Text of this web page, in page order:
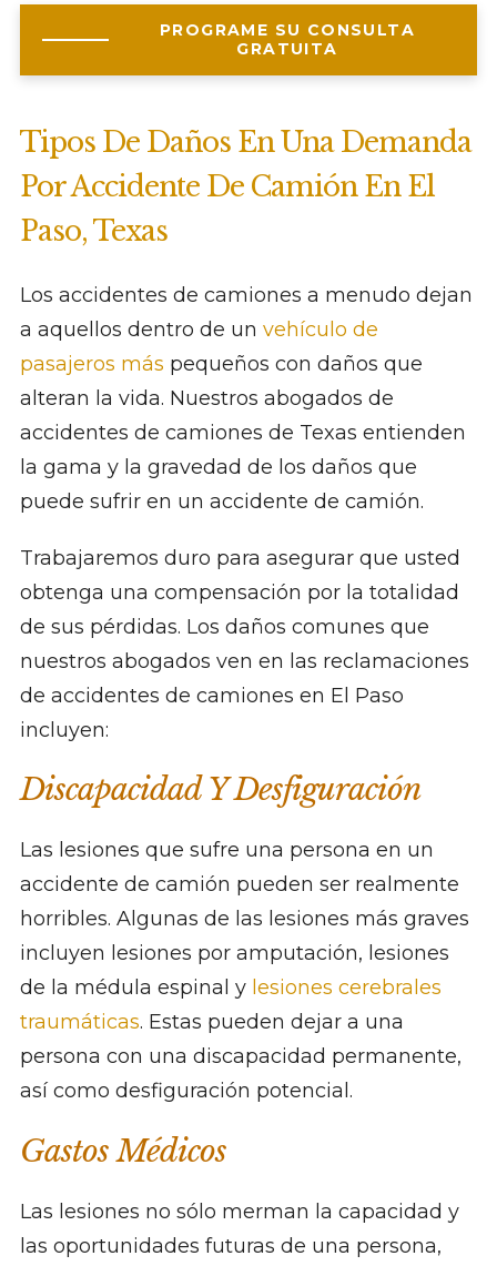
PROGRAME SU CONSULTA
GRATUITA
Tipos De Daños En Una Demanda
Por Accidente De Camión En El
Paso, Texas
Los accidentes de camiones a menudo dejan
a aquellos dentro de un vehículo de
pasajeros más pequeños con daños que
alteran la vida. Nuestros abogados de
accidentes de camiones de Texas entienden
la gama y la gravedad de los daños que
puede sufrir en un accidente de camión.
Trabajaremos duro para asegurar que usted
obtenga una compensación por la totalidad
de sus pérdidas. Los daños comunes que
nuestros abogados ven en las reclamaciones
de accidentes de camiones en El Paso
incluyen:
Discapacidad Y Desfiguración
Las lesiones que sufre una persona en un
accidente de camión pueden ser realmente
horribles. Algunas de las lesiones más graves
incluyen lesiones por amputación, lesiones
de la médula espinal y lesiones cerebrales
traumáticas. Estas pueden dejar a una
persona con una discapacidad permanente,
así como desfiguración potencial.
Gastos Médicos
Las lesiones no sólo merman la capacidad y
las oportunidades futuras de una persona,